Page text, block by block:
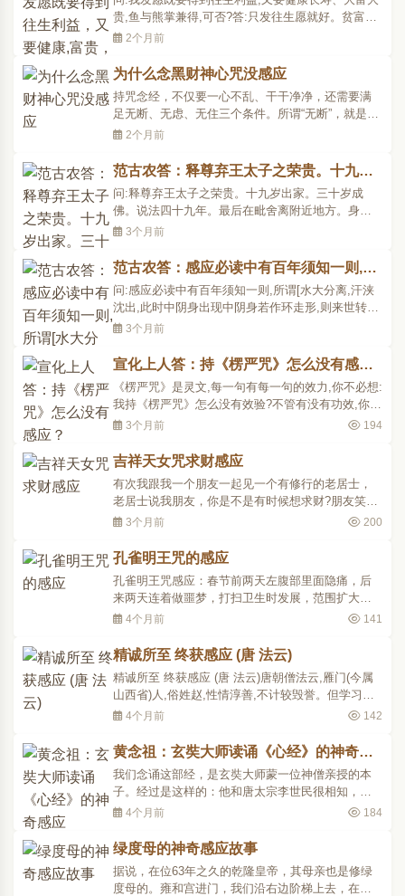
他们自己的判断力、..
贵,鱼与熊掌兼得,可否?答:只发往生愿就好。贫富寿
夭,一任前命;生死穷通,全凭弥陀。今生报身为前世业
之内,如果其人福力不足以承受大富大贵,则虽念佛也
不能必令其大富大贵,因不堪承受故。比如茅舍已成,
要..
2个月前
为什么念黑财神心咒没感应
持咒念经，不仅要一心不乱、干干净净，还需要满
足无断、无虑、无住三个条件。所谓“无断”，就是在
诵念的时候不要有任何间断，一口气念下来，没有
阻滞(除了正常的换气以外，实际上，即使换气，那
个念头还挂在咒语上，所以咒意就没断过)，才有资
格称为“持..
2个月前
范古农答：释尊弃王太子之荣贵。十九岁
出家。三十岁成佛。说法四十九年。最后
在毗舍离附近地方。身已患病。便
问:释尊弃王太子之荣贵。十九岁出家。三十岁成
佛。说法四十九年。最后在毗舍离附近地方。身已
患病。便于娑罗双树间入灭。此说不审是否。范古
久矣。
3个月前
范古农答：感应必读中有百年须知一则,所
谓[水大分离,汗浃沈出,此时中阴身出
现……
问:感应必读中有百年须知一则,所谓[水大分离,汗浃
沈出,此时中阴身出现中阴身若作环走形,则来世转生
人道。]不知何谓中阴身。环走形是何形象。范古农
行识。在前后两世五阴身之间,故曰中阴身。似鬼而
实非鬼也。环走者,平面走成环形,别于向上向下
也。..
3个月前
宣化上人答：持《楞严咒》怎么没有感
应？
《楞严咒》是灵文,每一句有每一句的效力,你不必想:
我持《楞严咒》怎么没有效验?不管有没有功效,你就
去念,就好像打功夫,天天去打拳,不管功夫如何,锻炼
天不间断,在任何情形下,在百忙中都要修法。不要时
间久了就生懈怠,对《楞严咒》不再有兴趣。这不是
说你..
3个月前 194
吉祥天女咒求财感应
有次我跟我一个朋友一起见一个有修行的老居士，
老居士说我朋友，你是不是有时候想求财?朋友笑
笑，忘了他怎么回答了，好像也没有否认。老居士
天女咒”，这个咒专门求财的。后来我们说到别的话
这个朋友说，..
3个月前 200
孔雀明王咒的感应
孔雀明王咒感应：春节前两天左腹部里面隐痛，后
来两天连着做噩梦，打扫卫生时发展，范围扩大到
左肋下肌肉痛、后背痛、腰痛，连轻轻动一下身体
有读，痛的范围又扩大了。第二天，终于有时间坐
下来，读孔雀明王经一部。第一次读，读了两个半
小时，困得都..
4个月前 141
精诚所至 终获感应 (唐 法云)
精诚所至 终获感应 (唐 法云)唐朝僧法云,雁门(今属
山西省)人,俗姓赵,性情淳善,不计较毁誉。但学习很
愚笨。十二岁时,父母送他到五台山华严寺,皈依比丘
大家笑他愚蠢,叫他"牛石"。一天,自己痛恨自己太愚
笨,活着有什么用。当时正是大雪纷飞,他光着脚,一
心..
4个月前 142
黄念祖：玄奘大师读诵《心经》的神奇感
应
我们念诵这部经，是玄奘大师蒙一位神僧亲授的本
子。经过是这样的：他和唐太宗李世民很相知，李
世民很敬重他，他感到有些经典翻译不够好，他想
国宝，不愿他冒这么大的风险，所以不肯放他出
国。用现在的话，他就偷越国境，私自出国的。出
发时约有三百多人随..
4个月前 184
绿度母的神奇感应故事
据说，在位63年之久的乾隆皇帝，其母亲也是修绿
度母的。雍和宫进门，我们沿右边阶梯上去，在几